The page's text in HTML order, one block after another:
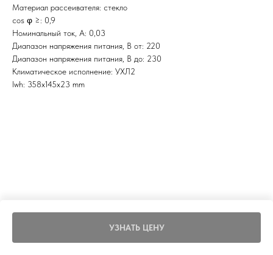
УЗНАТЬ ЦЕНУ
Материал рассеивателя: стекло
cos φ ≥: 0,9
Номинальный ток, A: 0,03
Диапазон напряжения питания, В от: 220
Диапазон напряжения питания, В до: 230
Климатическое исполнение: УХЛ2
lwh: 358x145x23 mm